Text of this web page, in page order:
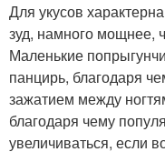
Для укусов
зуд, намного мощнее,
Маленькие
панцирь, благодаря
зажатием между
благодаря чему
увеличиваться, если